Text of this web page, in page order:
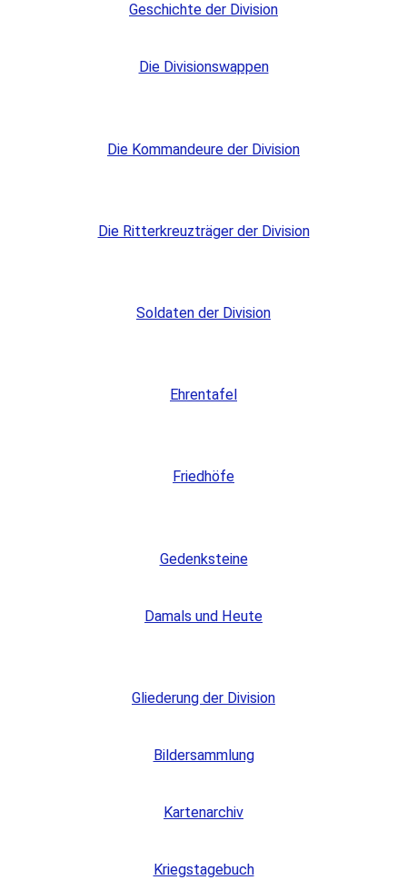
Geschichte der Division
Die Divisionswappen
Die Kommandeure der Division
Die Ritterkreuzträger der Division
Soldaten der Division
Ehrentafel
Friedhöfe
Gedenksteine
Damals und Heute
Gliederung der Division
Bildersammlung
Kartenarchiv
Kriegstagebuch